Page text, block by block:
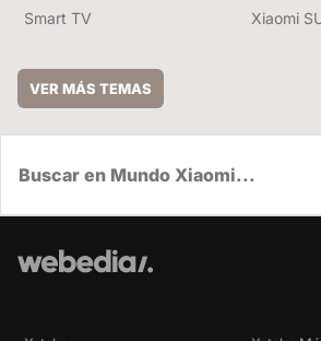
Smart TV Xiaomi
VER MÁS TEMAS